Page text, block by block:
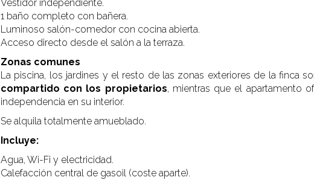
Vestidor independiente.
1 baño completo con bañera.
Luminoso salón-comedor con cocina abierta.
Acceso directo desde el salón a la terraza.
Zonas comunes
La piscina, los jardines y el resto de las zonas exteriores de la finca
compartido con los propietarios, mientras que el apartamento
independencia en su interior.
Se alquila totalmente amueblado.
Incluye:
Agua, Wi-Fi y electricidad.
Calefacción central de gasoil (coste aparte).